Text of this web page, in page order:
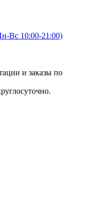
Вс 10:00-21:00)
и заказы по